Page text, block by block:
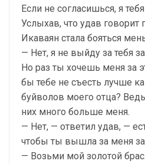
Если не согласишься, я
Услыхав, что удав говорит
Икаваян стала бояться
— Нет, я не выйду за тебя
Но раз ты хочешь меня за
бы тебе не съесть лучше
буйволов моего отца?
них много больше меня.
— Нет, — ответил удав, —
чтобы ты вышла за меня
— Возьми мой золотой